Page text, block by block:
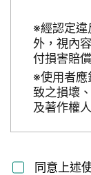
※經認定違
外，視內
付損害賠
※使用者應
致之損壞
及著作權
同意上述